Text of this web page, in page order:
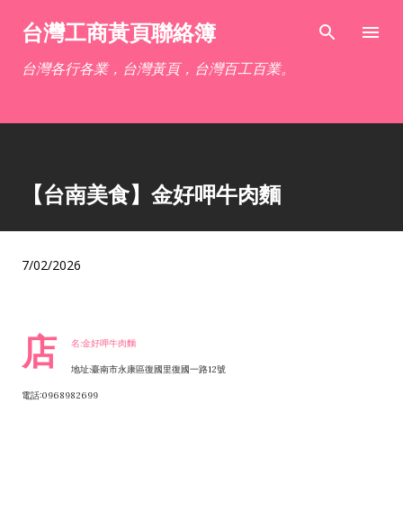
跳到主要內容
台灣工商黃頁聯絡簿
台灣各行各業，台灣黃頁，台灣百工百業。
【台南美食】金好呷牛肉麵
7/02/2026
店 名:金好呷牛肉麵
地址:臺南市永康區復國里復國一路12號
電話:0968982699